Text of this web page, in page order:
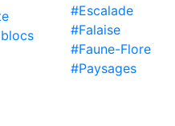
#Escalade
#Falaise
#Faune-Flore
#Paysages